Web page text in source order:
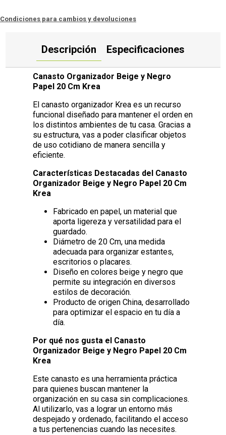
Condiciones para cambios y devoluciones
Descripción Especificaciones
Canasto Organizador Beige y Negro
Papel 20 Cm Krea
El canasto organizador Krea es un recurso
funcional diseñado para mantener el orden en
los distintos ambientes de tu casa. Gracias a
su estructura, vas a poder clasificar objetos
de uso cotidiano de manera sencilla y
eficiente.
Características Destacadas del Canasto
Organizador Beige y Negro Papel 20 Cm
Krea
Fabricado en papel, un material que
aporta ligereza y versatilidad para el
guardado.
Diámetro de 20 Cm, una medida
adecuada para organizar estantes,
escritorios o placares.
Diseño en colores beige y negro que
permite su integración en diversos
estilos de decoración.
Producto de origen China, desarrollado
para optimizar el espacio en tu día a
día.
Por qué nos gusta el Canasto
Organizador Beige y Negro Papel 20 Cm
Krea
Este canasto es una herramienta práctica
para quienes buscan mantener la
organización en su casa sin complicaciones.
Al utilizarlo, vas a lograr un entorno más
despejado y ordenado, facilitando el acceso
a tus pertenencias cuando las necesites.